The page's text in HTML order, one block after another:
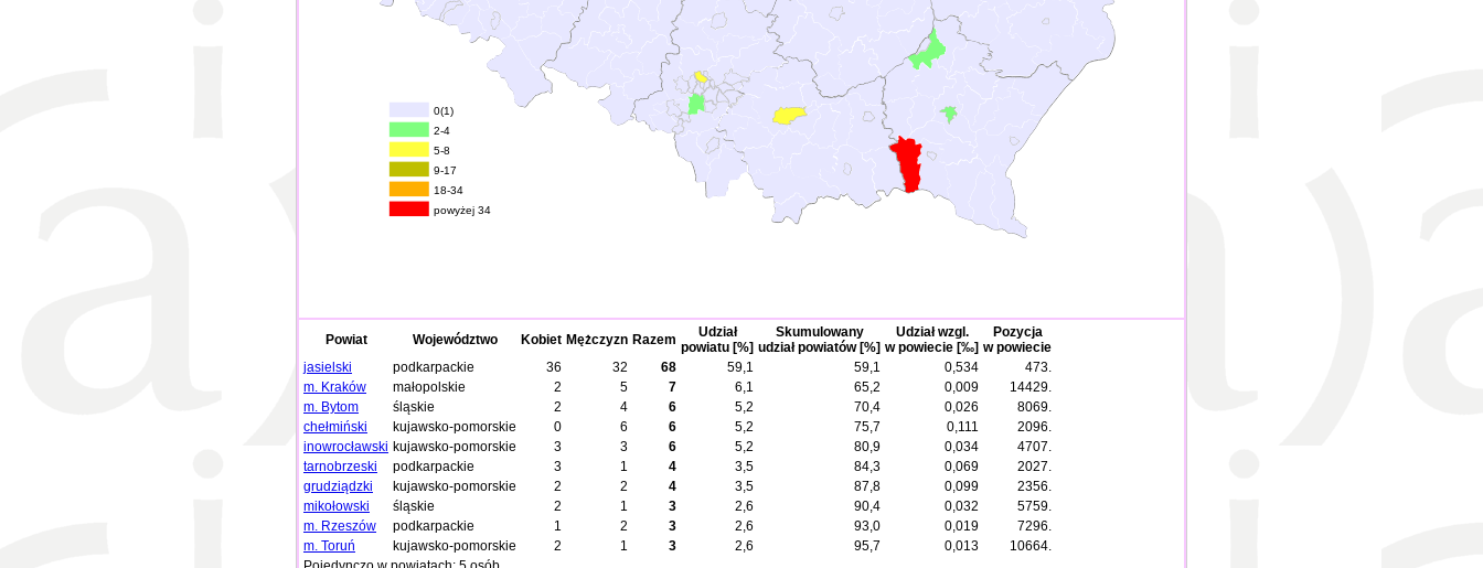
0(1)
2-4
5-8
9-17
18-34
powyżej 34
Powiat Województwo Kobiet Mężczyzn Razem
Udział
powiatu [%]
Skumulowany
udział powiatów [%]
Udział wzgl.
w powiecie [‰]
Pozycja
w powiecie
jasielski
podkarpackie 36 32 68 59,1 59,1 0,534
473.
m. Kraków
małopolskie 2 5 7 6,1 65,2 0,009
14429.
m. Bytom
śląskie 2 4 6 5,2 70,4 0,026
8069.
chełmiński
kujawsko-pomorskie 0 6 6 5,2 75,7 0,111
2096.
inowrocławski kujawsko-pomorskie 3 3 6 5,2 80,9 0,034
4707.
tarnobrzeski
podkarpackie 3 1 4 3,5 84,3 0,069
2027.
grudziądzki
kujawsko-pomorskie 2 2 4 3,5 87,8 0,099
2356.
mikołowski
śląskie 2 1 3 2,6 90,4 0,032
5759.
m. Rzeszów
podkarpackie 1 2 3 2,6 93,0 0,019
7296.
m. Toruń
kujawsko-pomorskie 2 1 3 2,6 95,7 0,013
10664.